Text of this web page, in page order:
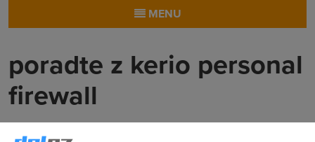
MENU
poradte z kerio personal
firewall
(15.12.2005 15:57:03)